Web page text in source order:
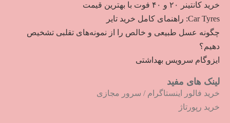
خرید کانتینر ۲۰ و ۴۰ فوت با بهترین قیمت
Car Tyres: راهنمای کامل خرید تایر
چگونه عسل طبیعی و خالص را از نمونه‌های تقلبی تشخیص
دهیم؟
ایزوگام سرویس بهداشتی
لینک های مفید
خرید فالور اینستاگرام / سرور مجازی
خرید رپورتاژ